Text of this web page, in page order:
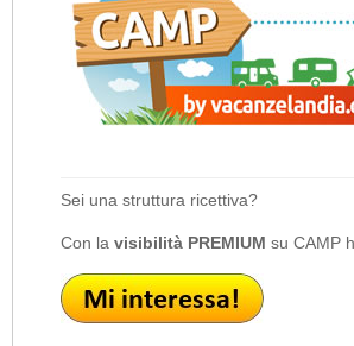
Sei una struttura ricettiva?
Con la visibilità PREMIUM su CAMP